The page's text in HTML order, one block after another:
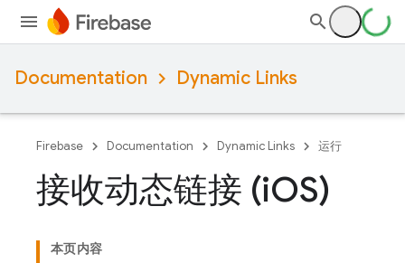
Documentation Dynamic Links
Firebase Documentation Dynamic Links 运行
接收动态链接 (iOS)
本页内容